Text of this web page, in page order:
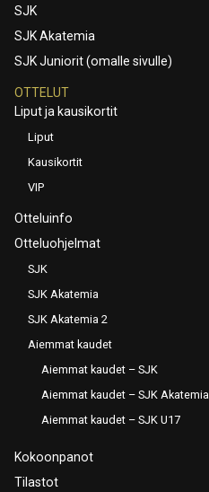
SJK
SJK Akatemia
SJK Juniorit (omalle sivulle)
OTTELUT
Liput ja kausikortit
Liput
Kausikortit
VIP
Otteluinfo
Otteluohjelmat
SJK
SJK Akatemia
SJK Akatemia 2
Aiemmat kaudet
Aiemmat kaudet – SJK
Aiemmat kaudet – SJK Akatemia
Aiemmat kaudet – SJK U17
Kokoonpanot
Tilastot